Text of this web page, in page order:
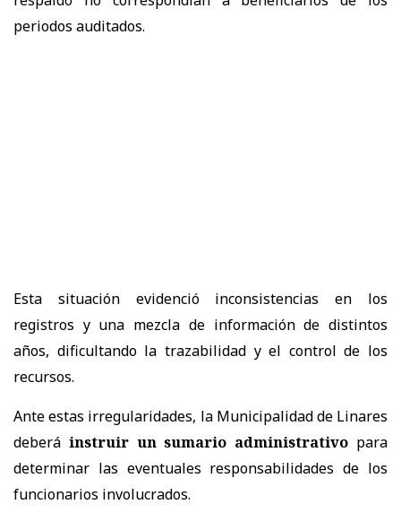
periodos auditados.
Esta situación evidenció inconsistencias en los
registros y una mezcla de información de distintos
años, dificultando la trazabilidad y el control de los
recursos.
Ante estas irregularidades, la Municipalidad de Linares
deberá instruir un sumario administrativo para
determinar las eventuales responsabilidades de los
funcionarios involucrados.